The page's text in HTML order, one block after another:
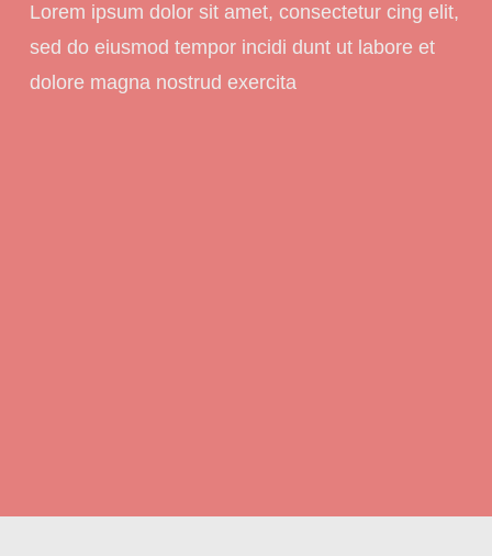
Lorem ipsum dolor sit amet, consectetur cing elit,
sed do eiusmod tempor incidi dunt ut labore et
dolore magna nostrud exercita